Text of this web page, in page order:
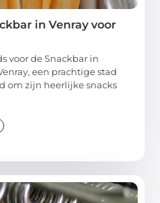
in Venray voor
voor de Snackbar in
een prachtige stad
om zijn heerlijke snacks